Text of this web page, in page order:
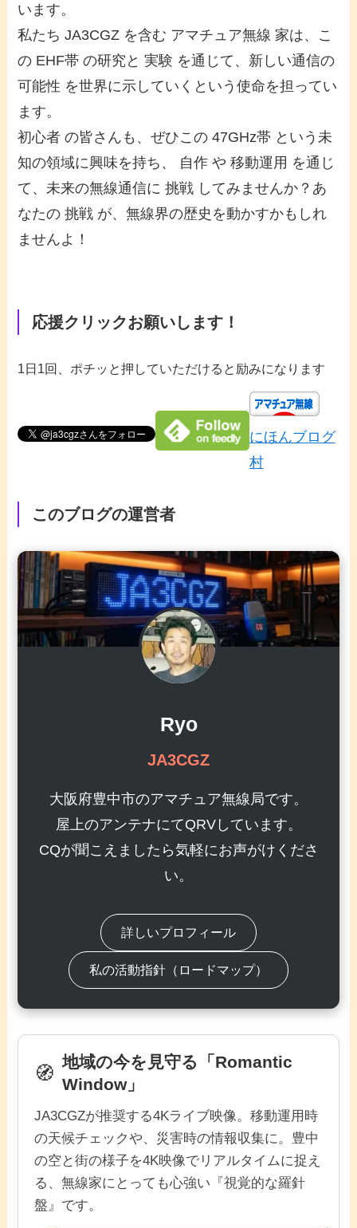
います。
私たち JA3CGZ を含む アマチュア無線 家は、こ
の EHF帯 の研究と 実験 を通じて、新しい通信の
可能性 を世界に示していくという使命を担ってい
ます。
初心者 の皆さんも、ぜひこの 47GHz帯 という未
知の領域に興味を持ち、 自作 や 移動運用 を通じ
て、未来の無線通信に 挑戦 してみませんか？あ
なたの 挑戦 が、無線界の歴史を動かすかもしれ
ませんよ！
応援クリックお願いします！
1日1回、ポチッと押していただけると励みになります
にほんブログ
村
このブログの運営者
Ryo
JA3CGZ
大阪府豊中市のアマチュア無線局です。
屋上のアンテナにてQRVしています。
CQが聞こえましたら気軽にお声がけくださ
い。
詳しいプロフィール
私の活動指針（ロードマップ）
🧭 地域の今を見守る「Romantic
Window」
JA3CGZが推奨する4Kライブ映像。移動運用時
の天候チェックや、災害時の情報収集に。豊中
の空と街の様子を4K映像でリアルタイムに捉え
る、無線家にとっても心強い『視覚的な羅針
盤』です。